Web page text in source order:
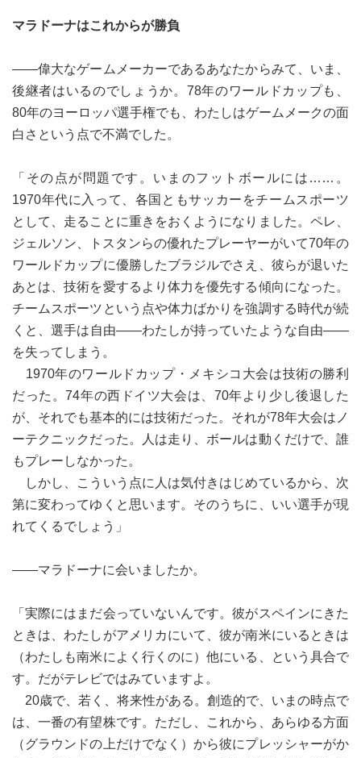
マラドーナはこれからが勝負
――偉大なゲームメーカーであるあなたからみて、いま、
後継者はいるのでしょうか。78年のワールドカップも、
80年のヨーロッパ選手権でも、わたしはゲームメークの面
白さという点で不満でした。
「その点が問題です。いまのフットボールには……。
1970年代に入って、各国ともサッカーをチームスポーツ
として、走ることに重きをおくようになりました。ペレ、
ジェルソン、トスタンらの優れたプレーヤーがいて70年の
ワールドカップに優勝したブラジルでさえ、彼らが退いた
あとは、技術を愛するより体力を優先する傾向になった。
チームスポーツという点や体力ばかりを強調する時代が続
くと、選手は自由――わたしが持っていたような自由――
を失ってしまう。
1970年のワールドカップ・メキシコ大会は技術の勝利
だった。74年の西ドイツ大会は、70年より少し後退した
が、それでも基本的には技術だった。それが78年大会はノ
ーテクニックだった。人は走り、ボールは動くだけで、誰
もプレーしなかった。
しかし、こういう点に人は気付きはじめているから、次
第に変わってゆくと思います。そのうちに、いい選手が現
れてくるでしょう」
――マラドーナに会いましたか。
「実際にはまだ会っていないんです。彼がスペインにきた
ときは、わたしがアメリカにいて、彼が南米にいるときは
（わたしも南米によく行くのに）他にいる、という具合で
す。だがテレビではみていますよ。
20歳で、若く、将来性がある。創造的で、いまの時点で
は、一番の有望株です。ただし、これから、あらゆる方面
（グラウンドの上だけでなく）から彼にプレッシャーがか